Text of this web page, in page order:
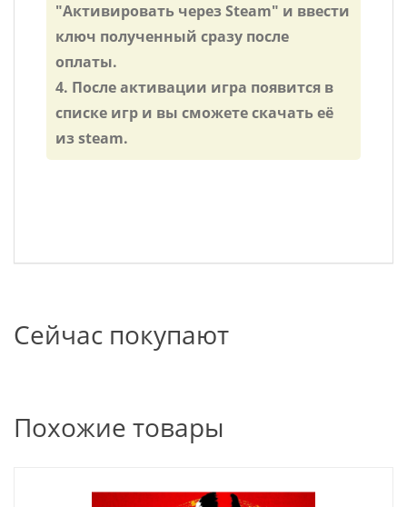
"Активировать через Steam" и ввести
ключ полученный сразу после
оплаты.
4. После активации игра появится в
списке игр и вы сможете скачать её
из steam.
Сейчас покупают
Похожие товары